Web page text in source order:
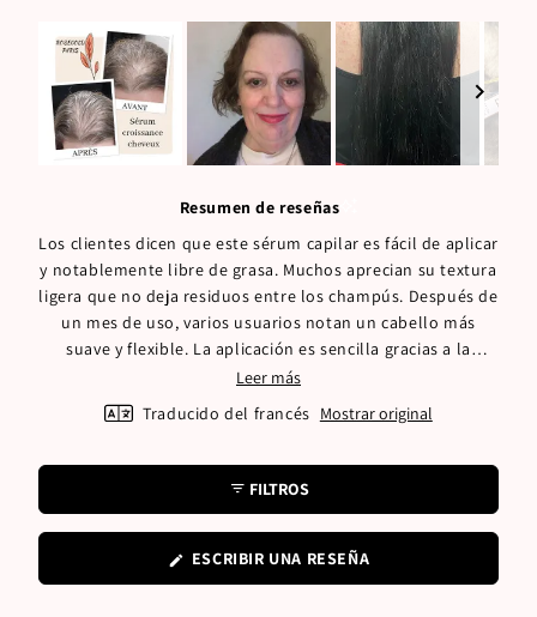
Resumen de reseñas
Los clientes dicen que este sérum capilar es fácil de aplicar
y notablemente libre de grasa. Muchos aprecian su textura
ligera que no deja residuos entre los champús. Después de
un mes de uso, varios usuarios notan un cabello más
suave y flexible. La aplicación es sencilla gracias a la
práctica pipeta que permite una dosificación precisa en las
raíces. Numerosas reseñas mencionan una mejora en el
brillo y la textura del cabello. El producto recibe elogios
Leer más
Traducido del francés Mostrar original
FILTROS
ESCRIBIR UNA RESEÑA(SE